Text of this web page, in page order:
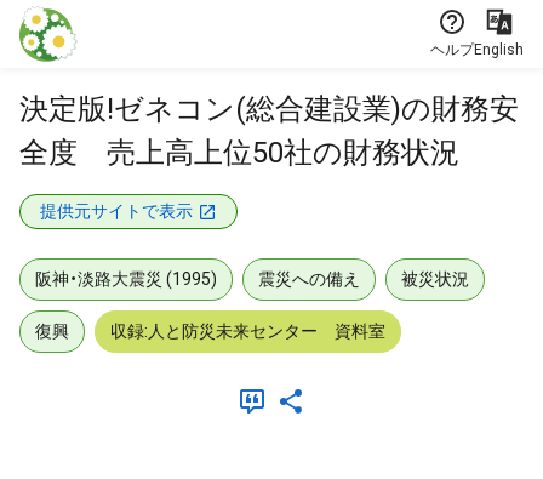
本文に飛ぶ
ヘルプEnglish
決定版!ゼネコン(総合建設業)の財務安
全度 売上高上位50社の財務状況
提供元サイトで表示
阪神・淡路大震災 (1995) 震災への備え 被災状況
復興 収録:人と防災未来センター 資料室